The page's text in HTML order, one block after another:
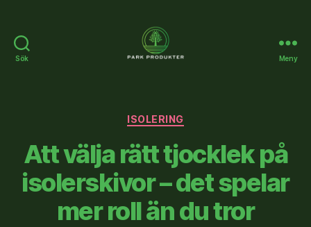
Sök Meny
Kategorier
ISOLERING
Att välja rätt tjocklek på
isolerskivor – det spelar
mer roll än du tror